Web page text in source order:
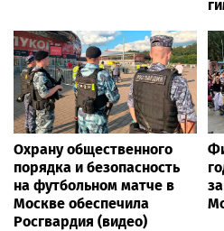
Охрану общественного
порядка и безопасность
на футбольном матче в
Москве обеспечила
Росгвардия (видео)